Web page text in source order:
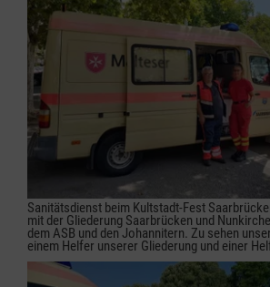
Sanitätsdienst beim Kultstadt-Fest
mit der Gliederung Saarbrücken und
dem ASB und den Johannitern. Zu sehen
einem Helfer unserer Gliederung und einer